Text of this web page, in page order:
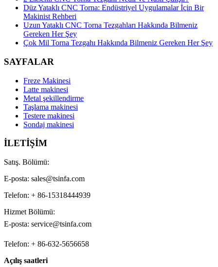
Düz Yataklı CNC Torna: Endüstriyel Uygulamalar İçin Bir
Makinist Rehberi
Uzun Yataklı CNC Torna Tezgahları Hakkında Bilmeniz
Gereken Her Şey
Çok Mil Torna Tezgahı Hakkında Bilmeniz Gereken Her Şey
SAYFALAR
Freze Makinesi
Latte makinesi
Metal şekillendirme
Taşlama makinesi
Testere makinesi
Sondaj makinesi
İLETİŞİM
Satış. Bölümü:
E-posta: sales@tsinfa.com
Telefon: + 86-15318444939
Hizmet Bölümü:
E-posta: service@tsinfa.com
Telefon: + 86-632-5656658
Açılış saatleri